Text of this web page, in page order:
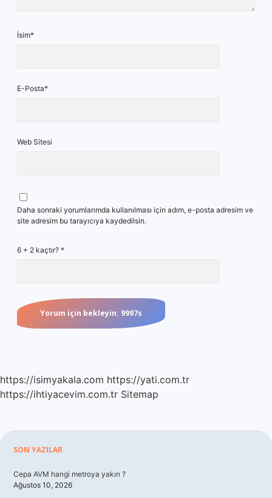
İsim*
E-Posta*
Web Sitesi
Daha sonraki yorumlarımda kullanılması için adım, e-posta adresim ve
site adresim bu tarayıcıya kaydedilsin.
6 + 2 kaçtır? *
https://isimyakala.com https://yati.com.tr
https://ihtiyacevim.com.tr Sitemap
Sidebar
SON YAZILAR
Cepa AVM hangi metroya yakın ?
Ağustos 10, 2026